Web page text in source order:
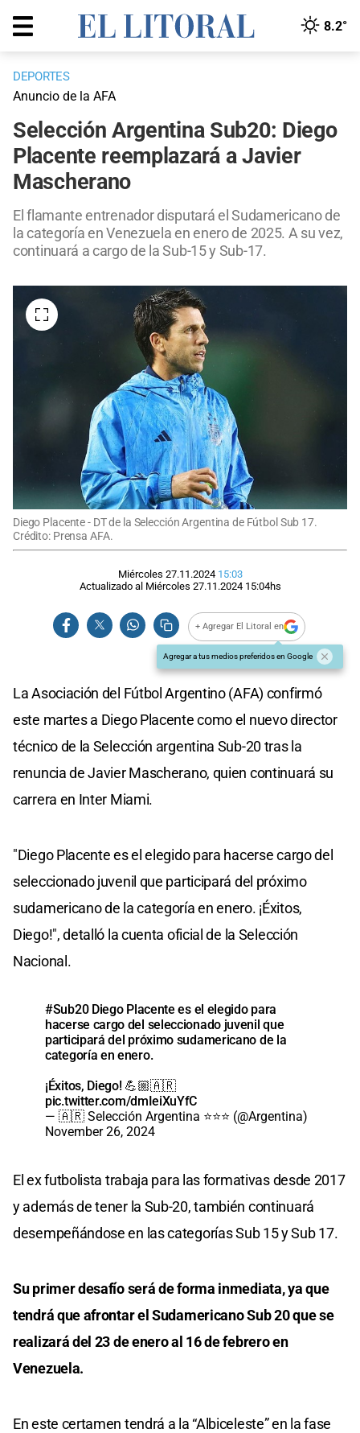
8.2°
DEPORTES
Anuncio de la AFA
Selección Argentina Sub20: Diego
Placente reemplazará a Javier
Mascherano
El flamante entrenador disputará el Sudamericano de
la categoría en Venezuela en enero de 2025. A su vez,
continuará a cargo de la Sub-15 y Sub-17.
Diego Placente - DT de la Selección Argentina de Fútbol Sub 17.
Crédito: Prensa AFA.
Miércoles 27.11.2024 15:03
Actualizado al Miércoles 27.11.2024 15:04hs
+ Agregar El Litoral en
Agregar a tus medios preferidos en Google
La Asociación del Fútbol Argentino (AFA) confirmó
este martes a Diego Placente como el nuevo director
técnico de la Selección argentina Sub-20 tras la
renuncia de Javier Mascherano, quien continuará su
carrera en Inter Miami.
"Diego Placente es el elegido para hacerse cargo del
seleccionado juvenil que participará del próximo
sudamericano de la categoría en enero. ¡Éxitos,
Diego!", detalló la cuenta oficial de la Selección
Nacional.
#Sub20Diego Placente es el elegido para
hacerse cargo del seleccionado juvenil que
participará del próximo sudamericano de la
categoría en enero.
¡Éxitos, Diego! 💪🏼🇦🇷
pic.twitter.com/dmIeiXuYfC
— 🇦🇷 Selección Argentina ⭐⭐⭐ (@Argentina)
November 26, 2024
El ex futbolista trabaja para las formativas desde 2017
y además de tener la Sub-20, también continuará
desempeñándose en las categorías Sub 15 y Sub 17.
Su primer desafío será de forma inmediata, ya que
tendrá que afrontar el Sudamericano Sub 20 que se
realizará del 23 de enero al 16 de febrero en
Venezuela.
En este certamen tendrá a la “Albiceleste” en la fase